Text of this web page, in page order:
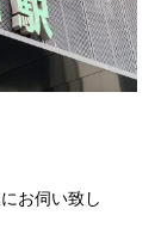
にお伺い致し